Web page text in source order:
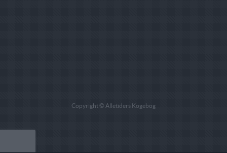
Copyright © Alletiders Kogebog